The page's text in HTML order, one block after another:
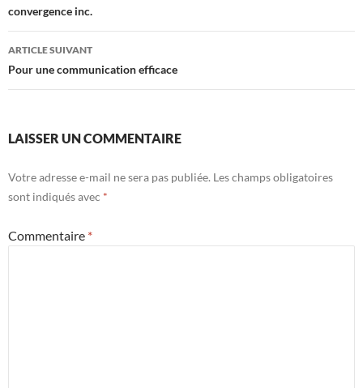
des
articles
convergence inc.
ARTICLE SUIVANT
Pour une communication efficace
LAISSER UN COMMENTAIRE
Votre adresse e-mail ne sera pas publiée. Les champs obligatoires
sont indiqués avec *
Commentaire *